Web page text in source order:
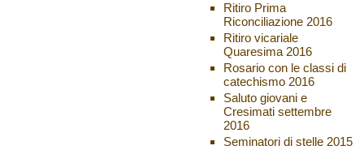
Ritiro Prima
Riconciliazione 2016
Ritiro vicariale
Quaresima 2016
Rosario con le classi di
catechismo 2016
Saluto giovani e
Cresimati settembre
2016
Seminatori di stelle 2015